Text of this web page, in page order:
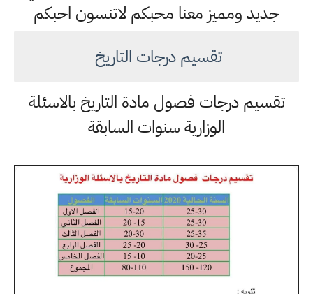
جديد ومميز معنا محبكم لاتنسون احبكم
تقسيم درجات التاريخ
تقسيم درجات فصول مادة التاريخ بالاسئلة
الوزارية سنوات السابقة